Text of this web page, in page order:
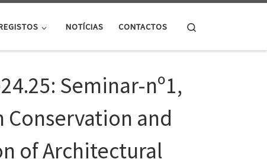
NOTÍCIAS CONTACTOS
Seminar-nº1,
Conservation and
of Architectural